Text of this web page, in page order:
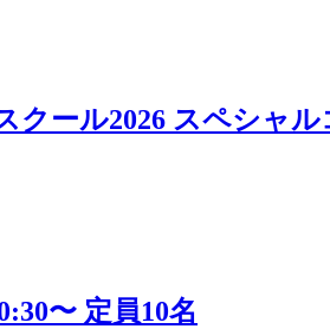
クール2026 スペシャ
〜 定員10名